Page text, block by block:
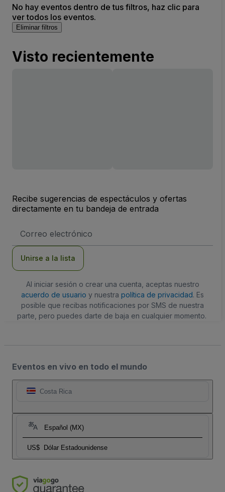
No hay eventos dentro de tus filtros, haz clic para
ver todos los eventos.
Eliminar filtros
Visto recientemente
Recibe sugerencias de espectáculos y ofertas
directamente en tu bandeja de entrada
de
Unirse a la lista
Al iniciar sesión o crear una cuenta, aceptas nuestro
acuerdo de usuario y nuestra política de privacidad. Es
posible que recibas notificaciones por SMS de nuestra
parte, pero puedes darte de baja en cualquier momento.
Eventos en vivo en todo el mundo
Costa Rica
Español (MX)
US$ Dólar Estadounidense